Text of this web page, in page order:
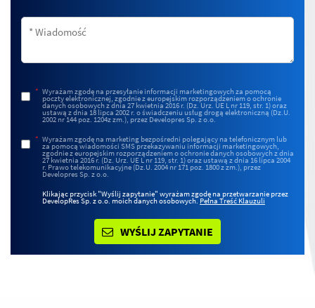
* Wyrażam zgodę na przesyłanie informacji marketingowych za pomocą
poczty elektronicznej, zgodnie z europejskim rozporządzeniem o ochronie
danych osobowych z dnia 27 kwietnia 2016 r. (Dz. Urz. UE L nr 119, str. 1) oraz
ustawą z dnia 18 lipca 2002 r. o świadczeniu usług drogą elektroniczną (Dz.U.
2002 nr 144 poz. 1204z zm.), przez Developres Sp. z o.o.
* Wyrażam zgodę na marketing bezpośredni polegający na telefonicznym lub
za pomocą wiadomości SMS przekazywaniu informacji marketingowych,
zgodnie z europejskim rozporządzeniem o ochronie danych osobowych z dnia
27 kwietnia 2016 r. (Dz. Urz. UE L nr 119, str. 1) oraz ustawą z dnia 16 lipca 2004
r. Prawo telekomunikacyjne (Dz.U. 2004 nr 171 poz. 1800 z zm.), przez
Developres Sp. z o.o.
Klikając przycisk "Wyślij zapytanie" wyrażam zgodę na przetwarzanie przez
DevelopRes Sp. z o.o. moich danych osobowych. Pełna Treść Klauzuli
WYŚLIJ ZAPYTANIE